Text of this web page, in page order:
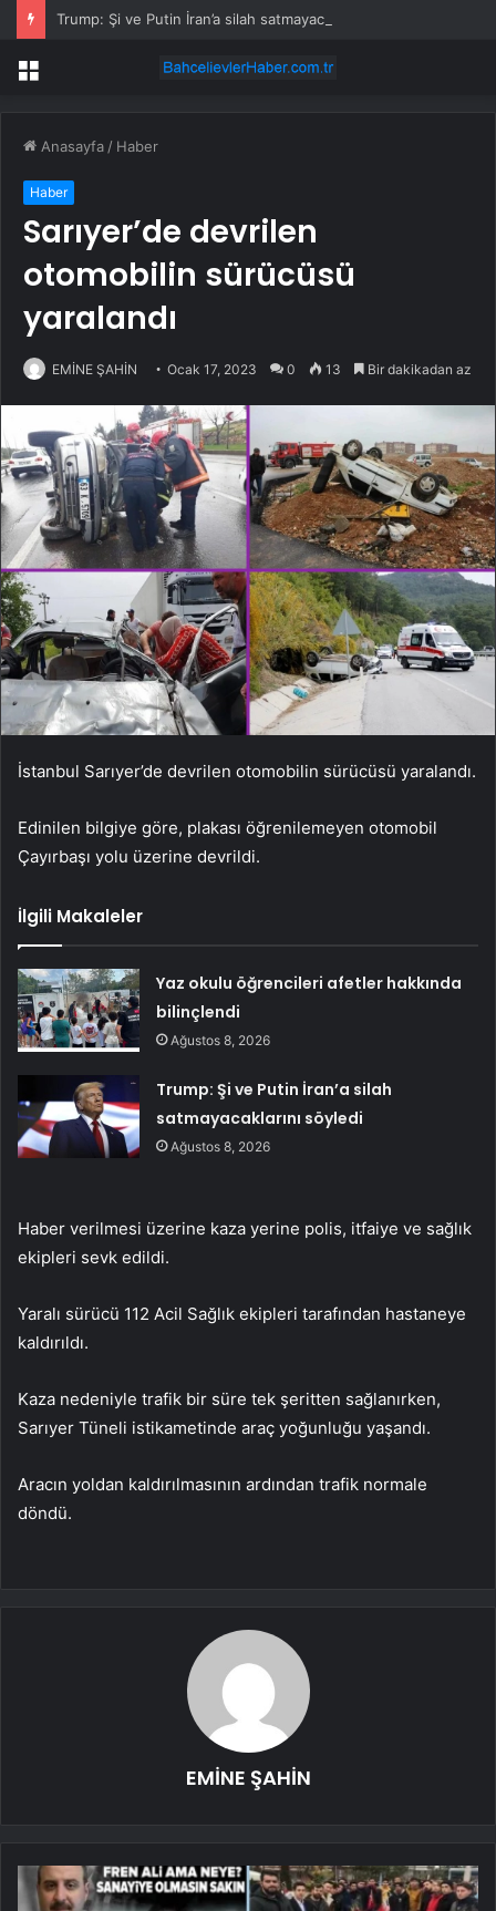
Trump: Şi ve Putin İran’a silah satmayacaklarını söyledi
Menü
Anasayfa / Haber
Haber
Sarıyer’de devrilen
otomobilin sürücüsü
yaralandı
EMİNE ŞAHİN Ocak 17, 2023 0 13 Bir dakikadan az
İstanbul Sarıyer’de devrilen otomobilin sürücüsü yaralandı.
Edinilen bilgiye göre, plakası öğrenilemeyen otomobil
Çayırbaşı yolu üzerine devrildi.
İlgili Makaleler
Yaz okulu öğrencileri afetler hakkında
bilinçlendi
Ağustos 8, 2026
Trump: Şi ve Putin İran’a silah
satmayacaklarını söyledi
Ağustos 8, 2026
Haber verilmesi üzerine kaza yerine polis, itfaiye ve sağlık
ekipleri sevk edildi.
Yaralı sürücü 112 Acil Sağlık ekipleri tarafından hastaneye
kaldırıldı.
Kaza nedeniyle trafik bir süre tek şeritten sağlanırken,
Sarıyer Tüneli istikametinde araç yoğunluğu yaşandı.
Aracın yoldan kaldırılmasının ardından trafik normale
döndü.
EMİNE ŞAHİN